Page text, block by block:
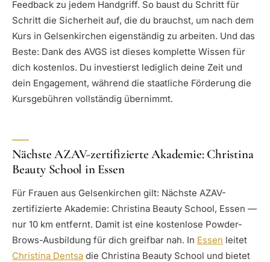
Feedback zu jedem Handgriff. So baust du Schritt für
Schritt die Sicherheit auf, die du brauchst, um nach dem
Kurs in Gelsenkirchen eigenständig zu arbeiten. Und das
Beste: Dank des AVGS ist dieses komplette Wissen für
dich kostenlos. Du investierst lediglich deine Zeit und
dein Engagement, während die staatliche Förderung die
Kursgebühren vollständig übernimmt.
Nächste AZAV-zertifizierte Akademie: Christina
Beauty School in Essen
Für Frauen aus Gelsenkirchen gilt: Nächste AZAV-
zertifizierte Akademie: Christina Beauty School, Essen —
nur 10 km entfernt. Damit ist eine kostenlose Powder-
Brows-Ausbildung für dich greifbar nah. In Essen leitet
Christina Dentsa die Christina Beauty School und bietet